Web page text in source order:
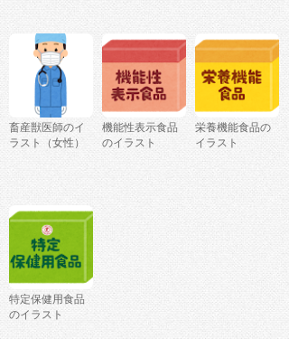
畜産獣医師のイ
ラスト（女性）
機能性表示食品
のイラスト
栄養機能食品の
イラスト
特定保健用食品
のイラスト